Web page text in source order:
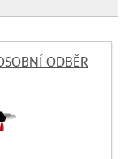
ODBĚR